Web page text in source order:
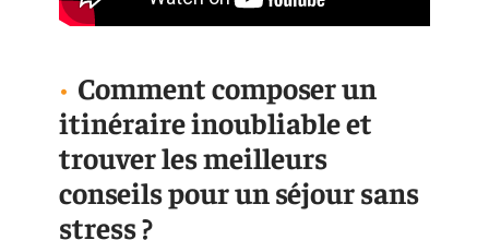
Comment composer un
itinéraire inoubliable et
trouver les meilleurs
conseils pour un séjour sans
stress ?